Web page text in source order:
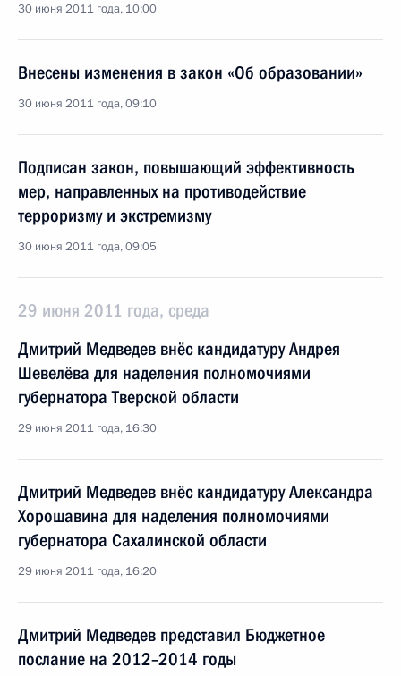
30 июня 2011 года, 10:00
Внесены изменения в закон «Об образовании»
30 июня 2011 года, 09:10
Подписан закон, повышающий эффективность
мер, направленных на противодействие
терроризму и экстремизму
30 июня 2011 года, 09:05
29 июня 2011 года, среда
Дмитрий Медведев внёс кандидатуру Андрея
Шевелёва для наделения полномочиями
губернатора Тверской области
29 июня 2011 года, 16:30
Дмитрий Медведев внёс кандидатуру Александра
Хорошавина для наделения полномочиями
губернатора Сахалинской области
29 июня 2011 года, 16:20
Дмитрий Медведев представил Бюджетное
послание на 2012–2014 годы